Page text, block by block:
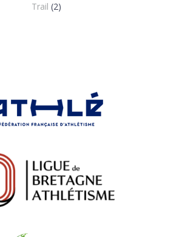
Trail (2)